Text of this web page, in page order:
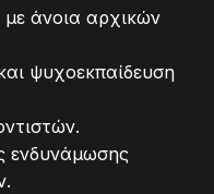
άνοια αρχικών
ψυχοεκπαίδευση
ενδυνάμωσης